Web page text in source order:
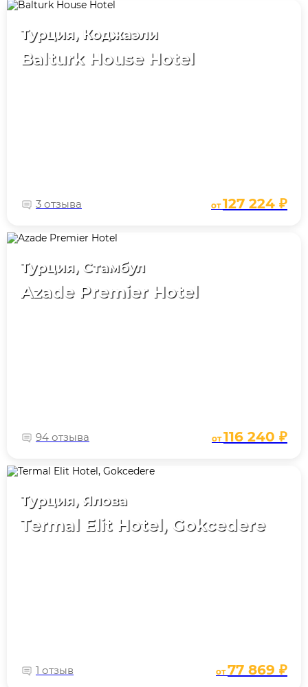
Турция, Коджаэли
Balturk House Hotel
3 отзыва от127 224 ₽
Турция, Стамбул
Azade Premier Hotel
94 отзыва от116 240 ₽
Турция, Ялова
Termal Elit Hotel, Gokcedere
1 отзыв от77 869 ₽